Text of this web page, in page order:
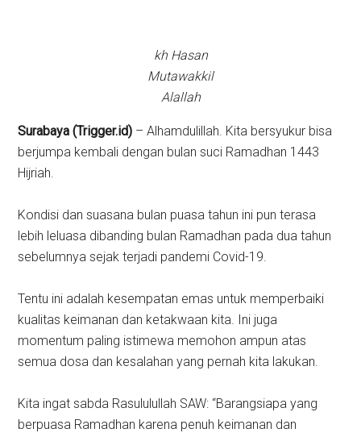
kh Hasan
Mutawakkil
Alallah
Surabaya (Trigger.id) – Alhamdulillah. Kita bersyukur bisa
berjumpa kembali dengan bulan suci Ramadhan 1443
Hijriah.
Kondisi dan suasana bulan puasa tahun ini pun terasa
lebih leluasa dibanding bulan Ramadhan pada dua tahun
sebelumnya sejak terjadi pandemi Covid-19.
Tentu ini adalah kesempatan emas untuk memperbaiki
kualitas keimanan dan ketakwaan kita. Ini juga
momentum paling istimewa memohon ampun atas
semua dosa dan kesalahan yang pernah kita lakukan.
Kita ingat sabda Rasululullah SAW: “Barangsiapa yang
berpuasa Ramadhan karena penuh keimanan dan